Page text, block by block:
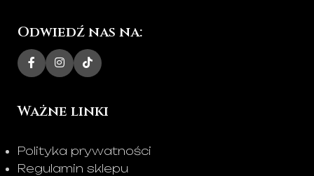
Odwiedź nas na:
Ważne linki
Polityka prywatności
Regulamin sklepu